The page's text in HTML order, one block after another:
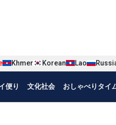
Khmer Korean Lao
便り 文化社会 おしゃべりタイ